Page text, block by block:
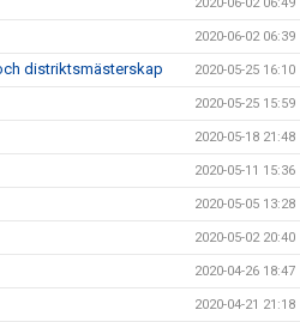
2020-06-02 06:39
distriktsmästerskap 2020-05-25 16:10
2020-05-25 15:59
2020-05-18 21:48
2020-05-11 15:36
2020-05-05 13:28
2020-05-02 20:40
2020-04-26 18:47
2020-04-21 21:18